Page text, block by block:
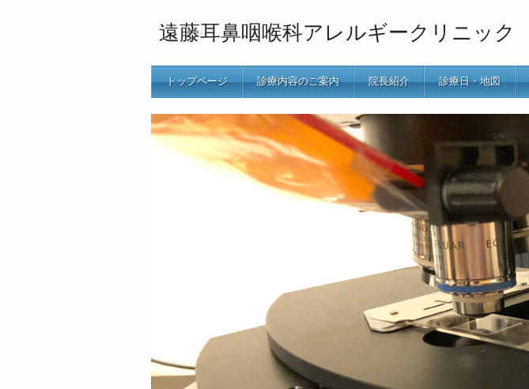
遠藤耳鼻咽喉科アレルギークリニック
トップページ 診療内容のご案内 院長紹介 診療日・地図